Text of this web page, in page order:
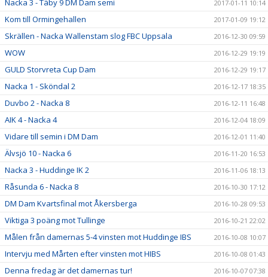
Nacka 3 - Täby 9 DM Dam semi 2017-01-11 10:14
Kom till Ormingehallen 2017-01-09 19:12
Skrällen - Nacka Wallenstam slog FBC Uppsala 2016-12-30 09:59
WOW 2016-12-29 19:19
GULD Storvreta Cup Dam 2016-12-29 19:17
Nacka 1 - Sköndal 2 2016-12-17 18:35
Duvbo 2 - Nacka 8 2016-12-11 16:48
AIK 4 - Nacka 4 2016-12-04 18:09
Vidare till semin i DM Dam 2016-12-01 11:40
Älvsjö 10 - Nacka 6 2016-11-20 16:53
Nacka 3 - Huddinge IK 2 2016-11-06 18:13
Råsunda 6 - Nacka 8 2016-10-30 17:12
DM Dam Kvartsfinal mot Åkersberga 2016-10-28 09:53
Viktiga 3 poäng mot Tullinge 2016-10-21 22:02
Målen från damernas 5-4 vinsten mot Huddinge IBS 2016-10-08 10:07
Intervju med Mårten efter vinsten mot HIBS 2016-10-08 01:43
Denna fredag är det damernas tur! 2016-10-07 07:38